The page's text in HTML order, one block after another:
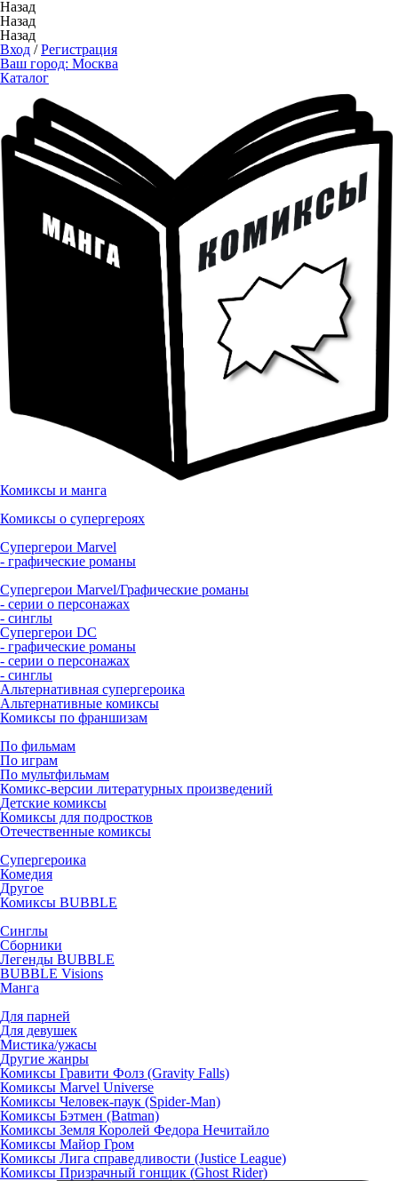
Назад
Назад
Назад
Вход /Регистрация
Ваш город: Москва
Каталог
Комиксы и манга
Комиксы о супергероях
Супергерои Marvel
- графические романы
Супергерои Marvel/Графические романы
- серии о персонажах
- синглы
Супергерои DC
- графические романы
- серии о персонажах
- синглы
Альтернативная супергероика
Альтернативные комиксы
Комиксы по франшизам
По фильмам
По играм
По мультфильмам
Комикс-версии литературных произведений
Детские комиксы
Комиксы для подростков
Отечественные комиксы
Супергероика
Комедия
Другое
Комиксы BUBBLE
Синглы
Сборники
Легенды BUBBLE
BUBBLE Visions
Манга
Для парней
Для девушек
Мистика/ужасы
Другие жанры
Комиксы Гравити Фолз (Gravity Falls)
Комиксы Marvel Universe
Комиксы Человек-паук (Spider-Man)
Комиксы Бэтмен (Batman)
Комиксы Земля Королей Федора Нечитайло
Комиксы Майор Гром
Комиксы Лига справедливости (Justice League)
Комиксы Призрачный гонщик (Ghost Rider)